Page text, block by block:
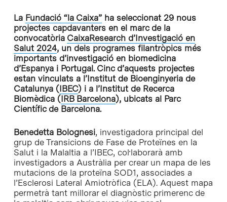
La Fundació “la Caixa”ha seleccionat 29 nous
projectes capdavanters en el marc de la
convocatòria CaixaResearch d’Investigació en
Salut 2024, un dels programes filantròpics més
importants d’investigació en biomedicina
d’Espanya i Portugal. Cinc d’aquests projectes
estan vinculats a l’Institut de Bioenginyeria de
Catalunya (IBEC) i a l’Institut de Recerca
Biomèdica (IRB Barcelona), ubicats al Parc
Científic de Barcelona.
Benedetta Bolognesi, investigadora principal del
grup de Transicions de Fase de Proteïnes en la
Salut i la Malaltia a l’IBEC, col·laborarà amb
investigadors a Austràlia per crear un mapa de les
mutacions de la proteïna SOD1, associades a
l’Esclerosi Lateral Amiotròfica (ELA). Aquest mapa
permetrà tant millorar el diagnòstic primerenc de